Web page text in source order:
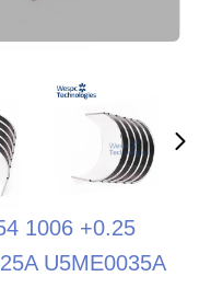
1006 +0.25
U5ME0035A